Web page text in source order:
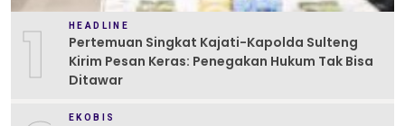
1 HEADLINE
Pertemuan Singkat Kajati-Kapolda Sulteng
Kirim Pesan Keras: Penegakan Hukum Tak Bisa
Ditawar
EKOBIS